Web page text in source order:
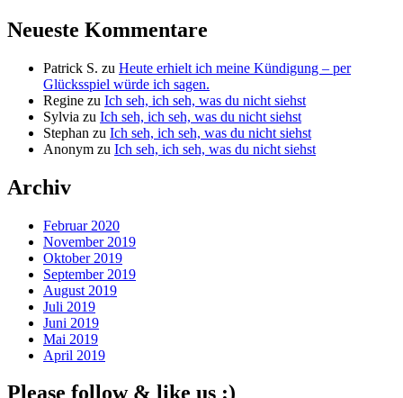
Neueste Kommentare
Patrick S. zu Heute erhielt ich meine Kündigung – per
Glücksspiel würde ich sagen.
Regine zu Ich seh, ich seh, was du nicht siehst
Sylvia zu Ich seh, ich seh, was du nicht siehst
Stephan zu Ich seh, ich seh, was du nicht siehst
Anonym zu Ich seh, ich seh, was du nicht siehst
Archiv
Februar 2020
November 2019
Oktober 2019
September 2019
August 2019
Juli 2019
Juni 2019
Mai 2019
April 2019
Please follow & like us :)